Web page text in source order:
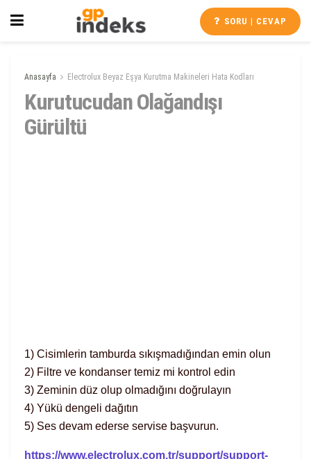
SORU | CEVAP
Anasayfa Electrolux Beyaz Eşya Kurutma Makineleri Hata Kodları
Kurutucudan Olağandışı
Gürültü
1) Cisimlerin tamburda sıkışmadığından emin olun
2) Filtre ve kondanser temiz mi kontrol edin
3) Zeminin düz olup olmadığını doğrulayın
4) Yükü dengeli dağıtın
5) Ses devam ederse servise başvurun.
https://www.electrolux.com.tr/support/support-